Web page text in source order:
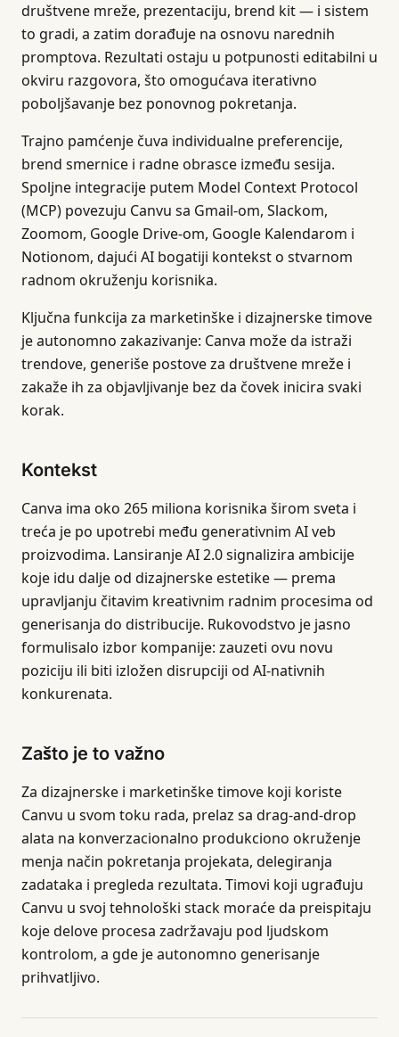
društvene mreže, prezentaciju, brend kit — i sistem
to gradi, a zatim dorađuje na osnovu narednih
promptova. Rezultati ostaju u potpunosti editabilni u
okviru razgovora, što omogućava iterativno
poboljšavanje bez ponovnog pokretanja.
Trajno pamćenje čuva individualne preferencije,
brend smernice i radne obrasce između sesija.
Spoljne integracije putem Model Context Protocol
(MCP) povezuju Canvu sa Gmail-om, Slackom,
Zoomom, Google Drive-om, Google Kalendarom i
Notionom, dajući AI bogatiji kontekst o stvarnom
radnom okruženju korisnika.
Ključna funkcija za marketinške i dizajnerske timove
je autonomno zakazivanje: Canva može da istraži
trendove, generiše postove za društvene mreže i
zakaže ih za objavljivanje bez da čovek inicira svaki
korak.
Kontekst
Canva ima oko 265 miliona korisnika širom sveta i
treća je po upotrebi među generativnim AI veb
proizvodima. Lansiranje AI 2.0 signalizira ambicije
koje idu dalje od dizajnerske estetike — prema
upravljanju čitavim kreativnim radnim procesima od
generisanja do distribucije. Rukovodstvo je jasno
formulisalo izbor kompanije: zauzeti ovu novu
poziciju ili biti izložen disrupciji od AI-nativnih
konkurenata.
Zašto je to važno
Za dizajnerske i marketinške timove koji koriste
Canvu u svom toku rada, prelaz sa drag-and-drop
alata na konverzacionalno produkciono okruženje
menja način pokretanja projekata, delegiranja
zadataka i pregleda rezultata. Timovi koji ugrađuju
Canvu u svoj tehnološki stack moraće da preispitaju
koje delove procesa zadržavaju pod ljudskom
kontrolom, a gde je autonomno generisanje
prihvatljivo.